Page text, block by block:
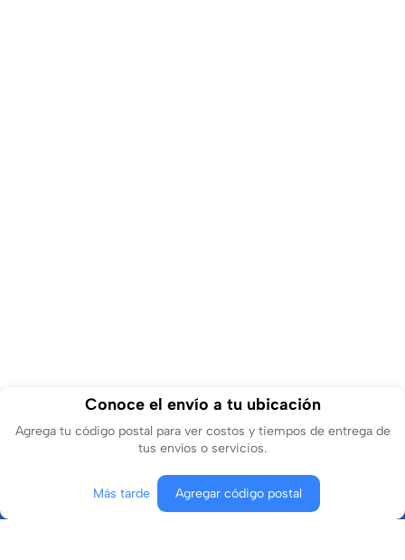
Conoce el envío a tu ubicación
Agrega tu código postal para ver costos y tiempos de entrega de
tus envíos o servicios.
Más tarde Agregar código postal